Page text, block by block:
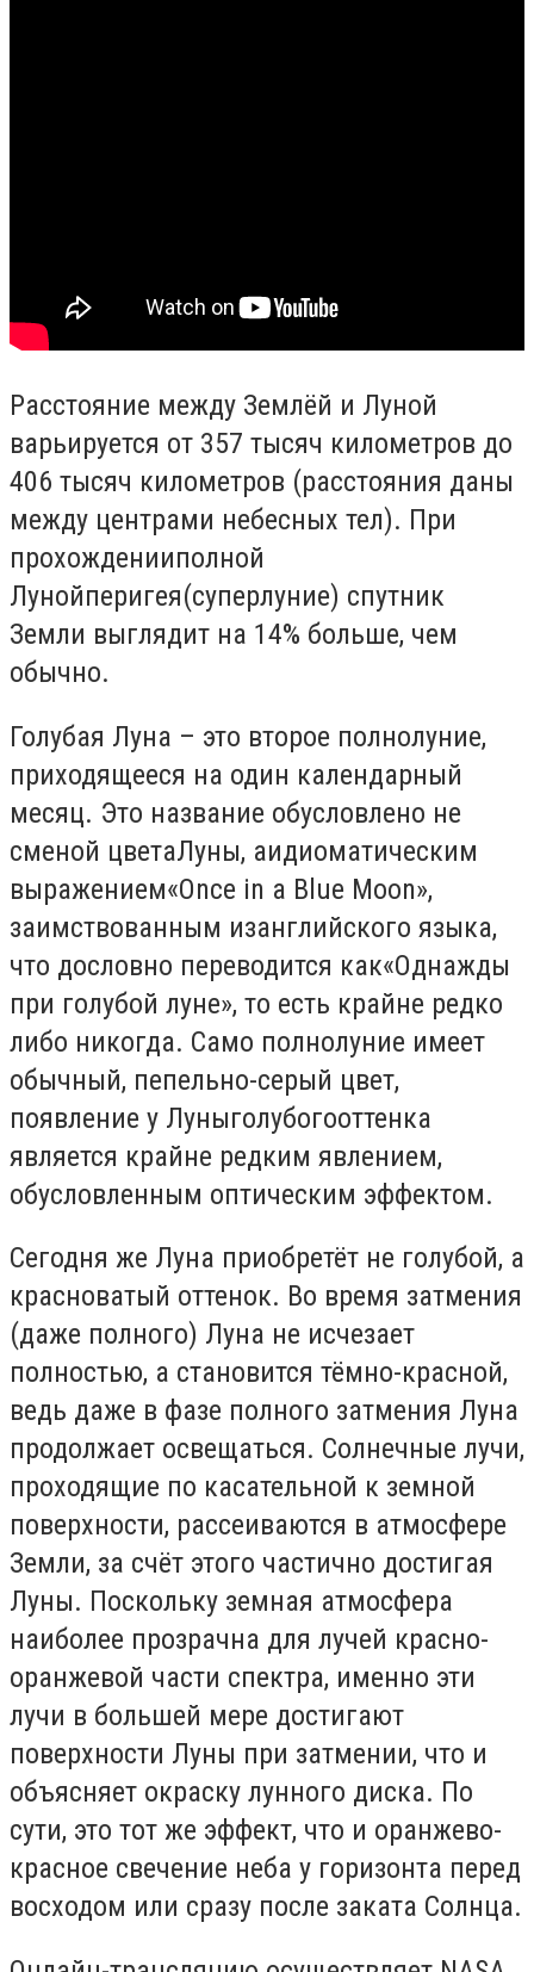
Расстояние между Землёй и Луной
варьируется от 357 тысяч километров до
406 тысяч километров (расстояния даны
между центрами небесных тел). При
прохожденииполной
Лунойперигея(суперлуние) спутник
Земли выглядит на 14% больше, чем
обычно.
Голубая Луна – это второе полнолуние,
приходящееся на один календарный
месяц. Это название обусловлено не
сменой цветаЛуны, аидиоматическим
выражением«Once in a Blue Moon»,
заимствованным изанглийского языка,
что дословно переводится как«Однажды
при голубой луне», то есть крайне редко
либо никогда. Само полнолуние имеет
обычный, пепельно-серый цвет,
появление у Луныголубогооттенка
является крайне редким явлением,
обусловленным оптическим эффектом.
Сегодня же Луна приобретёт не голубой, а
красноватый оттенок. Во время затмения
(даже полного) Луна не исчезает
полностью, а становится тёмно-красной,
ведь даже в фазе полного затмения Луна
продолжает освещаться. Солнечные лучи,
проходящие по касательной к земной
поверхности, рассеиваются в атмосфере
Земли, за счёт этого частично достигая
Луны. Поскольку земная атмосфера
наиболее прозрачна для лучей красно-
оранжевой части спектра, именно эти
лучи в большей мере достигают
поверхности Луны при затмении, что и
объясняет окраску лунного диска. По
сути, это тот же эффект, что и оранжево-
красное свечение неба у горизонта перед
восходом или сразу после заката Солнца.